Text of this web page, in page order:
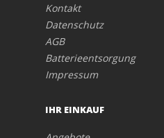
Kontakt
Datenschutz
AGB
Batterieentsorgung
Impressum
IHR EINKAUF